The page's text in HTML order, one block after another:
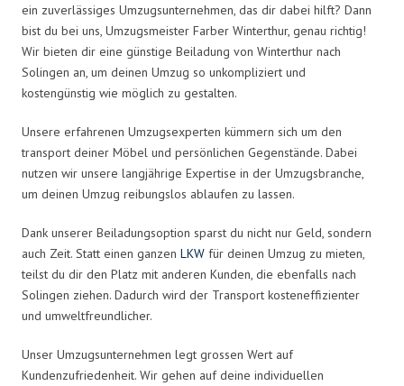
ein zuverlässiges Umzugsunternehmen, das dir dabei hilft? Dann
bist du bei uns, Umzugsmeister Farber Winterthur, genau richtig!
Wir bieten dir eine günstige Beiladung von Winterthur nach
Solingen an, um deinen Umzug so unkompliziert und
kostengünstig wie möglich zu gestalten.
Unsere erfahrenen Umzugsexperten kümmern sich um den
transport deiner Möbel und persönlichen Gegenstände. Dabei
nutzen wir unsere langjährige Expertise in der Umzugsbranche,
um deinen Umzug reibungslos ablaufen zu lassen.
Dank unserer Beiladungsoption sparst du nicht nur Geld, sondern
auch Zeit. Statt einen ganzen LKW für deinen Umzug zu mieten,
teilst du dir den Platz mit anderen Kunden, die ebenfalls nach
Solingen ziehen. Dadurch wird der Transport kosteneffizienter
und umweltfreundlicher.
Unser Umzugsunternehmen legt grossen Wert auf
Kundenzufriedenheit. Wir gehen auf deine individuellen